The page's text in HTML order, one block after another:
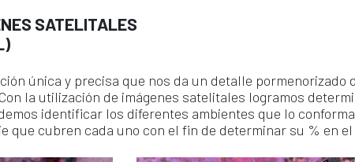
SATELITALES
única y precisa que nos da un detalle pormenorizado
la utilización de imágenes satelitales logramos
identificar los diferentes ambientes que lo
cubren cada uno con el fin de determinar su % en